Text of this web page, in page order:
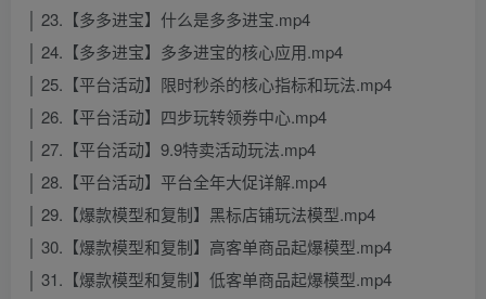
│ 23.【多多进宝】什么是多多进宝.mp4
│ 24.【多多进宝】多多进宝的核心应用.mp4
│ 25.【平台活动】限时秒杀的核心指标和玩法.mp4
│ 26.【平台活动】四步玩转领券中心.mp4
│ 27.【平台活动】9.9特卖活动玩法.mp4
│ 28.【平台活动】平台全年大促详解.mp4
│ 29.【爆款模型和复制】黑标店铺玩法模型.mp4
│ 30.【爆款模型和复制】高客单商品起爆模型.mp4
│ 31.【爆款模型和复制】低客单商品起爆模型.mp4